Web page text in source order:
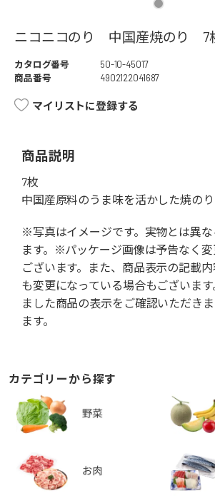
ニコニコのり 中国産焼のり 7
カタログ番号
50-10-45017
商品番号
4902122041687
マイリストに登録する
商品説明
7枚
中国産原料のうま味を活かした焼のり
※写真はイメージです。実物とは異
ます。※パッケージ画像は予告なく
ございます。また、商品表示の記載
も変更になっている場合もございま
ました商品の表示をご確認いただき
ます。
カテゴリーから探す